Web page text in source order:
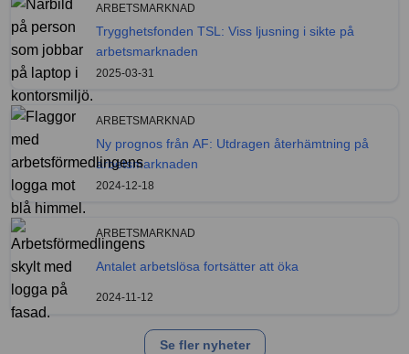
ARBETSMARKNAD
Trygghetsfonden TSL: Viss ljusning i sikte på
arbetsmarknaden
2025-03-31
ARBETSMARKNAD
Ny prognos från AF: Utdragen återhämtning på
arbetsmarknaden
2024-12-18
ARBETSMARKNAD
Antalet arbetslösa fortsätter att öka
2024-11-12
Se fler nyheter